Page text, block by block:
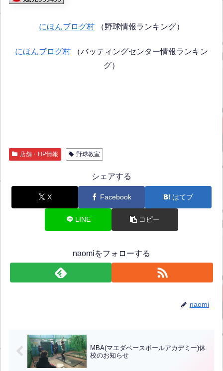
にほんブログ村 （野球情報ランキング）
にほんブログ村 （バッティングセンター情報ランキン
グ）
店舗・HP情報 野球教室
シェアする
X Facebook はてブ
LINE コピー
naomiをフォローする
naomi
MBA(マエダベースボールアカデミー)休
校のお知らせ